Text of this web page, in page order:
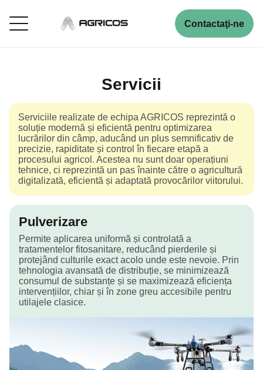
Contactaţi-ne
Servicii
Serviciile realizate de echipa AGRICOS reprezintă o
soluție modernă și eficientă pentru optimizarea
lucrărilor din câmp, aducând un plus semnificativ de
precizie, rapiditate și control în fiecare etapă a
procesului agricol. Acestea nu sunt doar operațiuni
tehnice, ci reprezintă un pas înainte către o agricultură
digitalizată, eficientă și adaptată provocărilor viitorului.
Pulverizare
Permite aplicarea uniformă și controlată a
tratamentelor fitosanitare, reducând pierderile și
protejând culturile exact acolo unde este nevoie. Prin
tehnologia avansată de distribuție, se minimizează
consumul de substanțe și se maximizează eficiența
intervențiilor, chiar și în zone greu accesibile pentru
utilajele clasice.